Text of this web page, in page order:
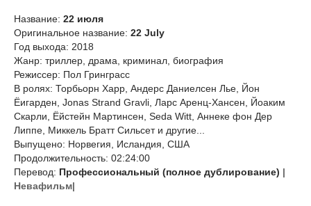
Название: 22 июля
Оригинальное название: 22 July
Год выхода: 2018
Жанр: триллер, драма, криминал, биография
Режиссер: Пол Гринграсс
В ролях: Торбьорн Харр, Андерс Даниелсен Лье, Йон
Ёигарден, Jonas Strand Gravli, Ларс Аренц-Хансен, Йоаким
Скарли, Ёйстейн Мартинсен, Seda Witt, Аннеке фон Дер
Липпе, Миккель Братт Сильсет и другие...
Выпущено: Норвегия, Исландия, США
Продолжительность: 02:24:00
Перевод: Профессиональный (полное дублирование) |
Невафильм|